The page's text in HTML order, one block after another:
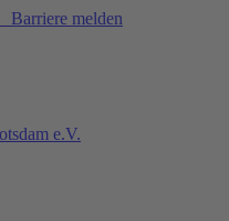
Barriere melden